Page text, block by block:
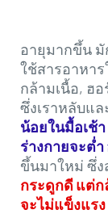
บุคลากรของเร
การลงทุนและ
Contact
revamp
ติดต่อเรา
เปลี่ยนโหมด
อายุมากขึ้น มั
ใช้สารอาหา
กล้ามเนื้อ, ฮ
ซึ่งเราหลับแล
น้อยในมื้อเช้
ร่างกายจะต่
ขึ้นมาใหม่ ซึ่ง
กระดูกดี แต่ก
จะไม่แข็งแรง